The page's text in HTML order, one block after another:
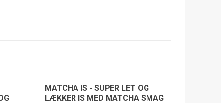
MATCHA IS - SUPER LET OG
LÆKKER IS MED MATCHA SMAG